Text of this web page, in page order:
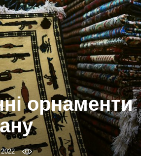
орнаменти